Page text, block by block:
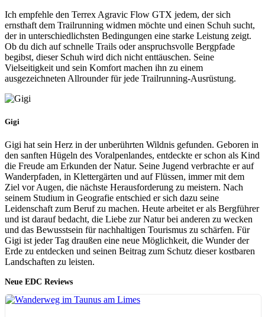
Ich empfehle den Terrex Agravic Flow GTX jedem, der sich
ernsthaft dem Trailrunning widmen möchte und einen Schuh sucht,
der in unterschiedlichsten Bedingungen eine starke Leistung zeigt.
Ob du dich auf schnelle Trails oder anspruchsvolle Bergpfade
begibst, dieser Schuh wird dich nicht enttäuschen. Seine
Vielseitigkeit und sein Komfort machen ihn zu einem
ausgezeichneten Allrounder für jede Trailrunning-Ausrüstung.
Gigi
Gigi hat sein Herz in der unberührten Wildnis gefunden. Geboren in
den sanften Hügeln des Voralpenlandes, entdeckte er schon als Kind
die Freude am Erkunden der Natur. Seine Jugend verbrachte er auf
Wanderpfaden, in Klettergärten und auf Flüssen, immer mit dem
Ziel vor Augen, die nächste Herausforderung zu meistern. Nach
seinem Studium in Geografie entschied er sich dazu seine
Leidenschaft zum Beruf zu machen. Heute arbeitet er als Bergführer
und ist darauf bedacht, die Liebe zur Natur bei anderen zu wecken
und das Bewusstsein für nachhaltigen Tourismus zu schärfen. Für
Gigi ist jeder Tag draußen eine neue Möglichkeit, die Wunder der
Erde zu entdecken und seinen Beitrag zum Schutz dieser kostbaren
Landschaften zu leisten.
Neue EDC Reviews